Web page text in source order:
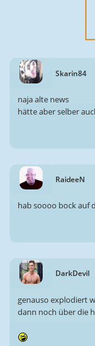
Skarin84
naja alte news
hätte aber selber
RaideeN
hab soooo bock auf
DarkDevil
genauso explodiert
dann noch über die